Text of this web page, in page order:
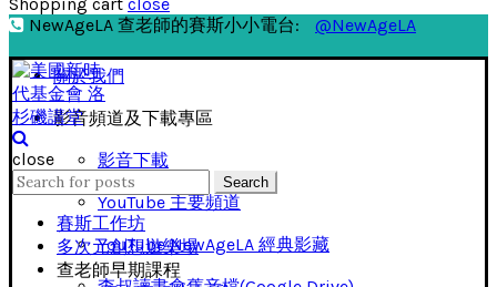
NewAgeLA 查老師的賽斯小小電台:
@NewAgeLA
關於我們
影音頻道及下載專區
影音下載
YouTube 主要頻道
YouTube NewAgeLA 經典影藏
close
Search
for:
Search
賽斯工作坊
多次元創想遊樂場
查老師早期課程